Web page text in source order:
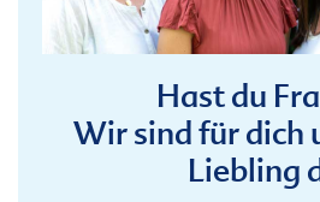
Hast du
Wir sind für dich
Liebling